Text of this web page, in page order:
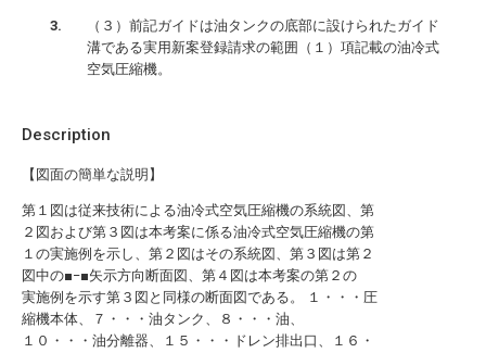
Description
【図面の簡単な説明】
第１図は従来技術による油冷式空気圧縮機の系統図、第
２図および第３図は本考案に係る油冷式空気圧縮機の第
１の実施例を示し、第２図はその系統図、第３図は第２
図中の■−■矢示方向断面図、第４図は本考案の第２の
実施例を示す第３図と同様の断面図である。 １・・・圧
縮機本体、７・・・油タンク、８・・・油、
１０・・・油分離器、１５・・・ドレン排出口、１６・
（３）前記ガイドは油タンクの底部に設けられたガイド
溝である実用新案登録請求の範囲（１）項記載の油冷式
空気圧縮機。